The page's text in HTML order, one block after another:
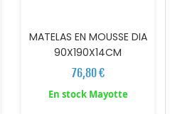
MATELAS EN MOUSSE DIA
90X190X14CM
76,80 €
En stock Mayotte